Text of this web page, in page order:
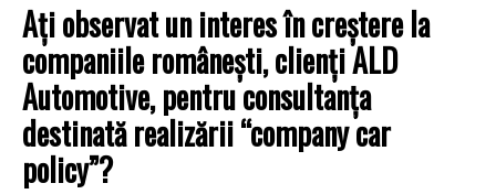
Aţi observat un interes în creştere la
companiile româneşti, clienţi ALD
Automotive, pentru consultanţa
destinată realizării “company car
policy”?